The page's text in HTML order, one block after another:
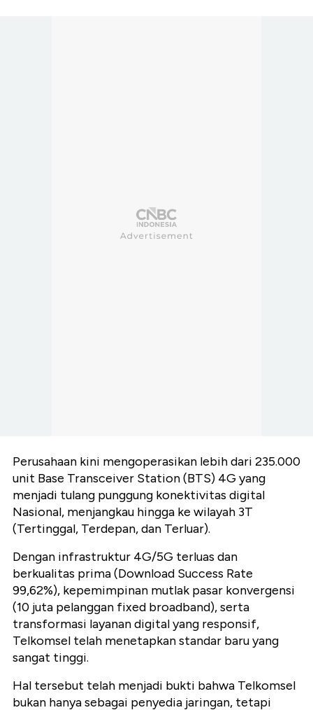
Perusahaan kini mengoperasikan lebih dari 235.000
unit Base Transceiver Station (BTS) 4G yang
menjadi tulang punggung konektivitas digital
Nasional, menjangkau hingga ke wilayah 3T
(Tertinggal, Terdepan, dan Terluar).
Dengan infrastruktur 4G/5G terluas dan
berkualitas prima (Download Success Rate
99,62%), kepemimpinan mutlak pasar konvergensi
(10 juta pelanggan fixed broadband), serta
transformasi layanan digital yang responsif,
Telkomsel telah menetapkan standar baru yang
sangat tinggi.
Hal tersebut telah menjadi bukti bahwa Telkomsel
bukan hanya sebagai penyedia jaringan, tetapi